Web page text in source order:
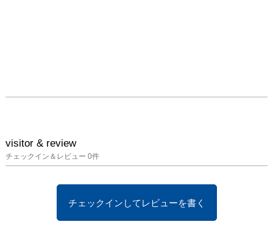
visitor & review
チェックイン＆レビュー 0件
チェックインしてレビューを書く